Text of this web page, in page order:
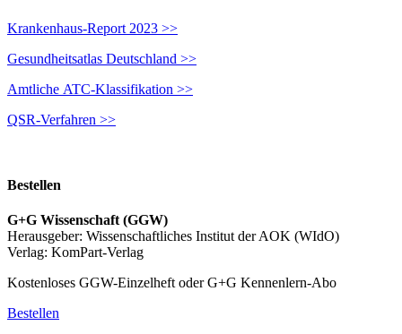
Krankenhaus-Report 2023 >>
Gesundheitsatlas Deutschland >>
Amtliche ATC-Klassifikation >>
QSR-Verfahren >>
Bestellen
G+G Wissenschaft (GGW)
Herausgeber: Wissenschaftliches Institut der AOK (WIdO)
Verlag: KomPart-Verlag
Kostenloses GGW-Einzelheft oder G+G Kennenlern-Abo
Bestellen